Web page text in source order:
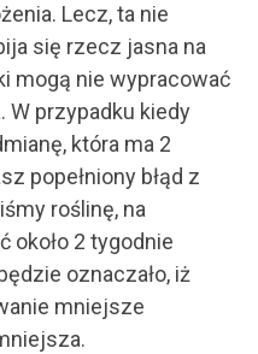
Lecz, ta nie
się rzecz jasna na
mogą nie wypracować
W przypadku kiedy
która ma 2
popełniony błąd z
roślinę, na
około 2 tygodnie
oznaczało, iż
mniejsze